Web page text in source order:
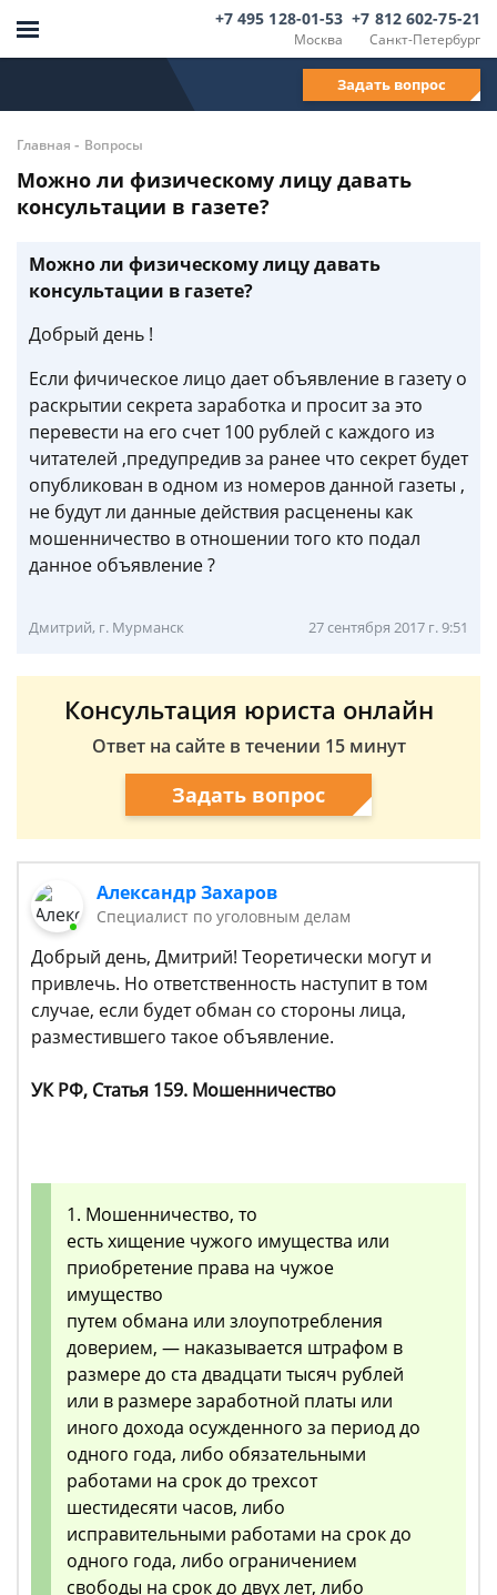
Москва
+7 495 128-01-53
Санкт-Петербург
+7 812 602-75-21
Задать вопрос
Главная - Вопросы
Можно ли физическому лицу давать
консультации в газете?
Можно ли физическому лицу давать
консультации в газете?
Добрый день !
Если фичическое лицо дает объявление в газету о
раскрытии секрета заработка и просит за это
перевести на его счет 100 рублей с каждого из
читателей ,предупредив за ранее что секрет будет
опубликован в одном из номеров данной газеты ,
не будут ли данные действия расценены как
мошенничество в отношении того кто подал
данное объявление ?
Дмитрий, г. Мурманск 27 сентября 2017 г. 9:51
Консультация юриста онлайн
Ответ на сайте в течении 15 минут
Задать вопрос
Александр Захаров
Специалист по уголовным делам
Добрый день, Дмитрий! Теоретически могут и
привлечь. Но ответственность наступит в том
случае, если будет обман со стороны лица,
разместившего такое объявление.
УК РФ, Статья 159. Мошенничество
1. Мошенничество, то
есть хищение чужого имущества или
приобретение права на чужое
имущество
путем обмана или злоупотребления
доверием, — наказывается штрафом в
размере до ста двадцати тысяч рублей
или в размере заработной платы или
иного дохода осужденного за период до
одного года, либо обязательными
работами на срок до трехсот
шестидесяти часов, либо
исправительными работами на срок до
одного года, либо ограничением
свободы на срок до двух лет, либо